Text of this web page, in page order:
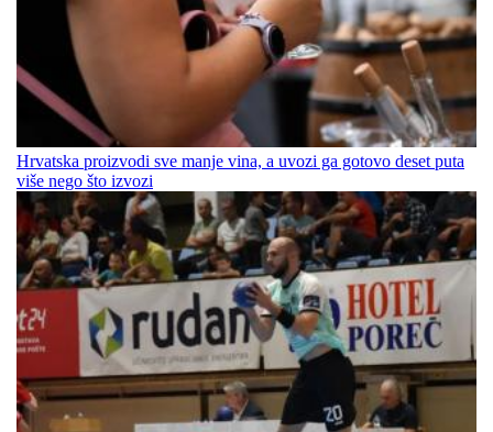
Hrvatska proizvodi sve manje vina, a uvozi ga gotovo deset puta
više nego što izvozi